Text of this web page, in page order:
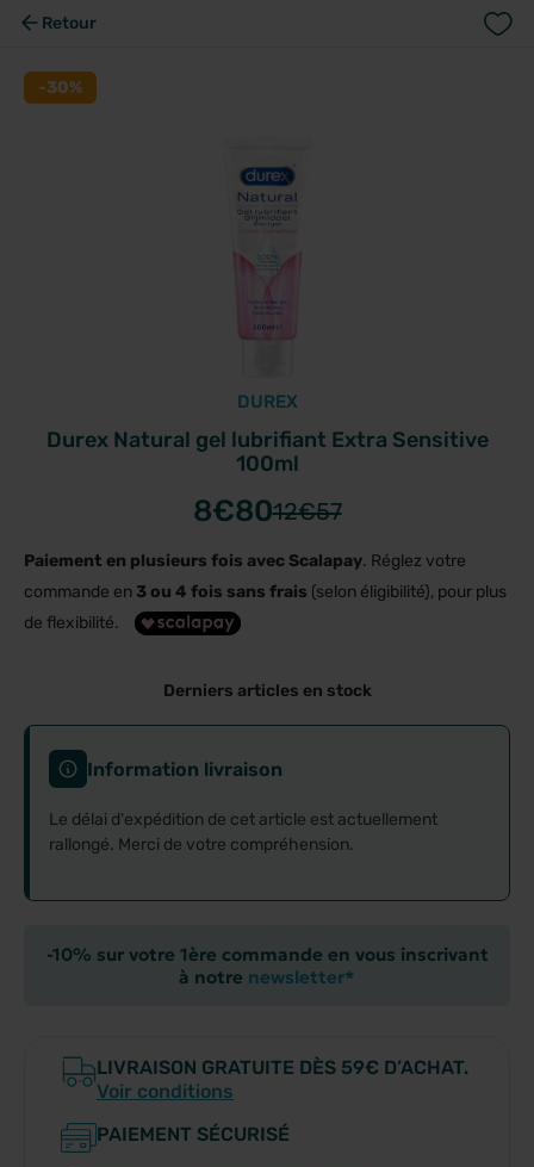
Retour
DUREX
Durex Natural gel lubrifiant Extra Sensitive
100ml
8€8012€57
Paiement en plusieurs fois avec Scalapay. Réglez votre
commande en 3 ou 4 fois sans frais (selon éligibilité), pour plus
de flexibilité.
Derniers articles en stock
Information livraison
Le délai d'expédition de cet article est actuellement
rallongé. Merci de votre compréhension.
-10% sur votre 1ère commande en vous inscrivant
à notre newsletter*
LIVRAISON GRATUITE DÈS 59€ D’ACHAT.
Voir conditions
PAIEMENT SÉCURISÉ
-30%